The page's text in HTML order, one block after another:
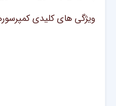
ویژگی‌ های کلیدی